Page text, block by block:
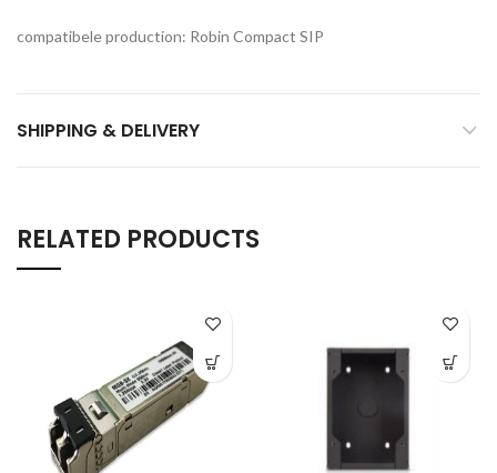
compatibele production: Robin Compact SIP
SHIPPING & DELIVERY
RELATED PRODUCTS